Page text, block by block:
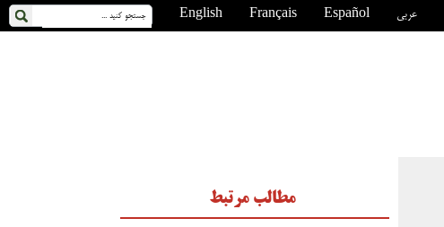
English Français Español عربی
مطالب مرتبط